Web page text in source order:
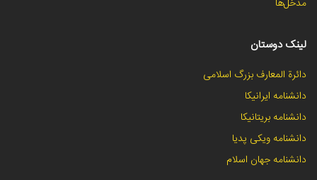
مدخل‌ها
لینک دوستان
دائرة المعارف بزرگ اسلامی
دانشنامه ایرانیکا
دانشنامه بریتانیکا
دانشنامه ویکی پدیا
دانشنامه جهان اسلام